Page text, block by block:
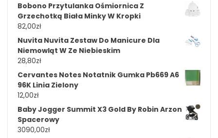
Bobono Przytulanka Ośmiornica Z
Grzechotką Biała Minky W Kropki
82,00zł
Nuvita Nuvita Zestaw Do Manicure Dla
Niemowląt W Ze Niebieskim
28,80zł
Cervantes Notes Notatnik Gumka Pb669 A6
96K Linia Zielony
12,00zł
Baby Jogger Summit X3 Gold By Robin Arzon
Spacerowy
3090,00zł